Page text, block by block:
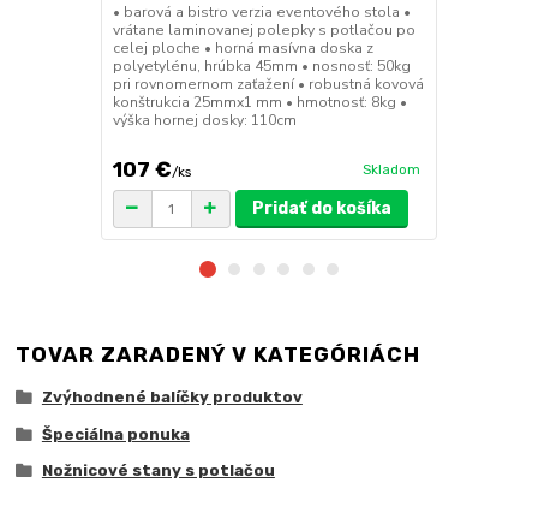
• barová a bistro verzia eventového stola •
vrátane laminovanej polepky s potlačou po
celej ploche • horná masívna doska z
polyetylénu, hrúbka 45mm • nosnosť: 50kg
pri rovnomernom zaťažení • robustná kovová
konštrukcia 25mmx1 mm • hmotnosť: 8kg •
výška hornej dosky: 110cm
107 €/ks Skladom
Pridať do košíka
TOVAR ZARADENÝ V KATEGÓRIÁCH
Zvýhodnené balíčky produktov
Špeciálna ponuka
Nožnicové stany s potlačou